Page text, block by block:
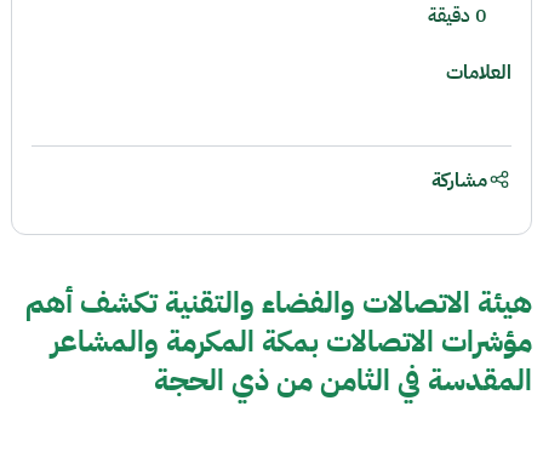
هيئة الاتصالات والفضاء والتقنية تكشف أهم
مؤشرات الاتصالات بمكة المكرمة والمشاعر
المقدسة في الثامن من ذي الحجة
0 دقيقة
العلامات
مشاركة